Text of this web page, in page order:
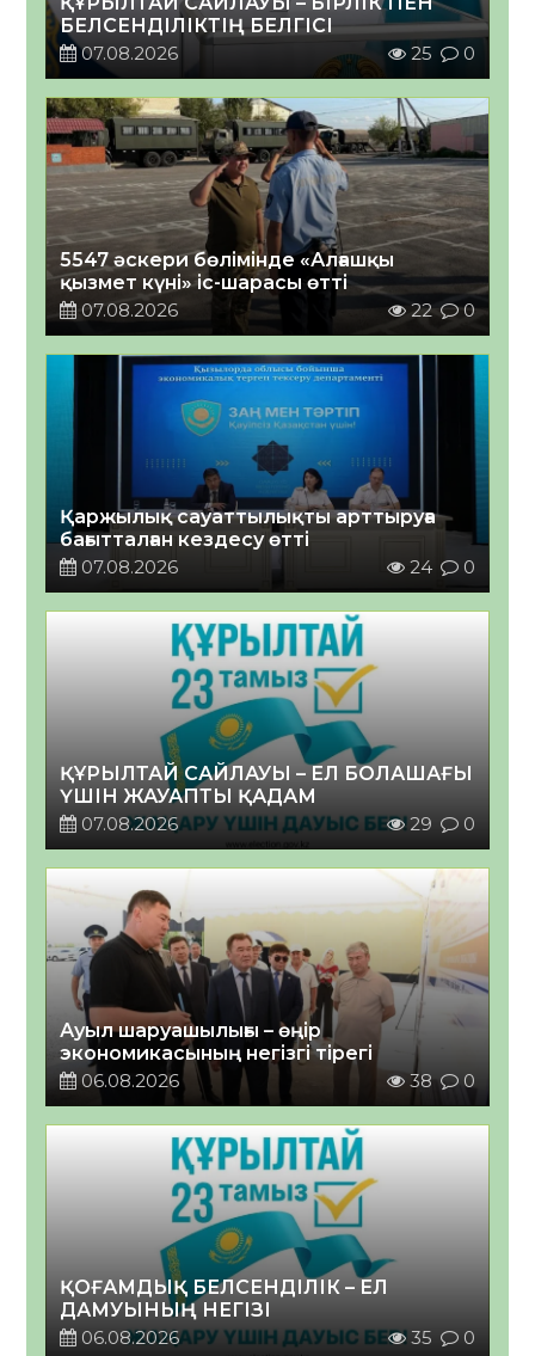
БЕЛСЕНДІЛІКТІҢ БЕЛГІСІ
07.08.2026
25 0
5547 әскери бөлімінде «Алғашқы
қызмет күні» іс-шарасы өтті
07.08.2026
22 0
Қаржылық сауаттылықты арттыруға
бағытталған кездесу өтті
07.08.2026
24 0
ҚҰРЫЛТАЙ САЙЛАУЫ – ЕЛ БОЛАШАҒЫ
ҮШІН ЖАУАПТЫ ҚАДАМ
07.08.2026
29 0
Ауыл шаруашылығы – өңір
экономикасының негізгі тірегі
06.08.2026
38 0
ҚОҒАМДЫҚ БЕЛСЕНДІЛІК – ЕЛ
ДАМУЫНЫҢ НЕГІЗІ
06.08.2026
35 0